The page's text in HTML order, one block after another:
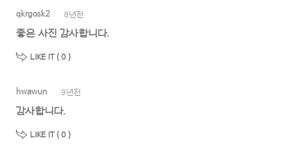
qkrgosk2 8년전
좋은 사진 감사합니다.
LIKE IT ( 0 )
hwawun 9년전
감사합니다.
LIKE IT ( 0 )